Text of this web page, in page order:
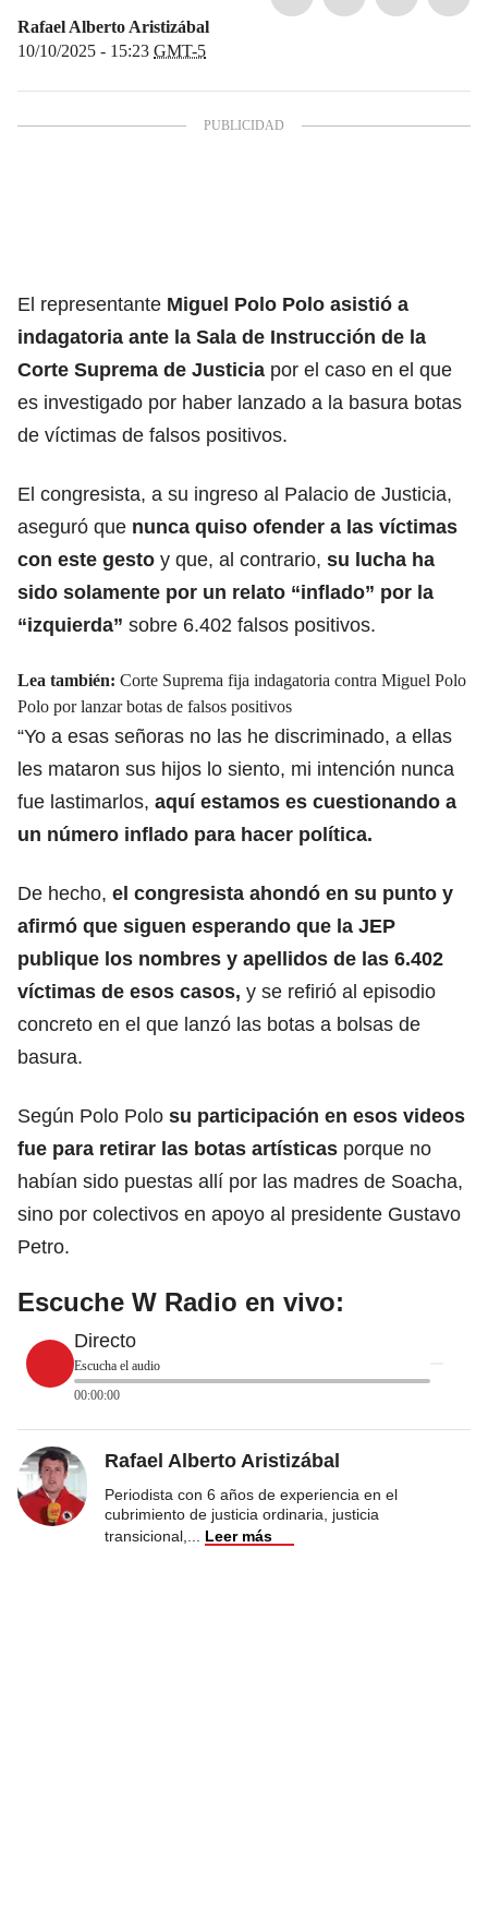
Rafael Alberto Aristizábal
10/10/2025 - 15:23 GMT-5
El representante Miguel Polo Polo asistió a
indagatoria ante la Sala de Instrucción de la
Corte Suprema de Justicia por el caso en el que
es investigado por haber lanzado a la basura botas
de víctimas de falsos positivos.
El congresista, a su ingreso al Palacio de Justicia,
aseguró que nunca quiso ofender a las víctimas
con este gesto y que, al contrario, su lucha ha
sido solamente por un relato “inflado” por la
“izquierda” sobre 6.402 falsos positivos.
Lea también: Corte Suprema fija indagatoria contra Miguel Polo
Polo por lanzar botas de falsos positivos
“Yo a esas señoras no las he discriminado, a ellas
les mataron sus hijos lo siento, mi intención nunca
fue lastimarlos, aquí estamos es cuestionando a
un número inflado para hacer política.
De hecho, el congresista ahondó en su punto y
afirmó que siguen esperando que la JEP
publique los nombres y apellidos de las 6.402
víctimas de esos casos, y se refirió al episodio
concreto en el que lanzó las botas a bolsas de
basura.
Según Polo Polo su participación en esos videos
fue para retirar las botas artísticas porque no
habían sido puestas allí por las madres de Soacha,
sino por colectivos en apoyo al presidente Gustavo
Petro.
Escuche W Radio en vivo:
Directo
Escucha el audio
00:00:00
Rafael Alberto Aristizábal
Periodista con 6 años de experiencia en el
cubrimiento de justicia ordinaria, justicia
transicional,
Leer más